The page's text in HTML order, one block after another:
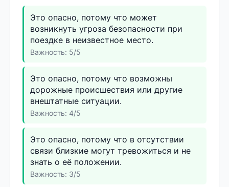
Это опасно, потому что может
возникнуть угроза безопасности при
поездке в неизвестное место.
Важность: 5/5
Это опасно, потому что возможны
дорожные происшествия или другие
внештатные ситуации.
Важность: 4/5
Это опасно, потому что в отсутствии
связи близкие могут тревожиться и не
знать о её положении.
Важность: 3/5